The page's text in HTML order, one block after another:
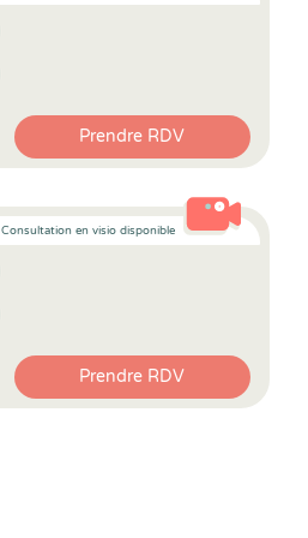
Prendre RDV
Consultation en visio disponible
Prendre RDV